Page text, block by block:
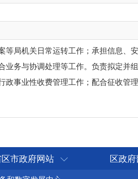
等局机关日常运转工作；承担信息、
务与协调处理等工作。负责拟定并
政事业性收费管理工作；配合征收管
市政府网站 区政